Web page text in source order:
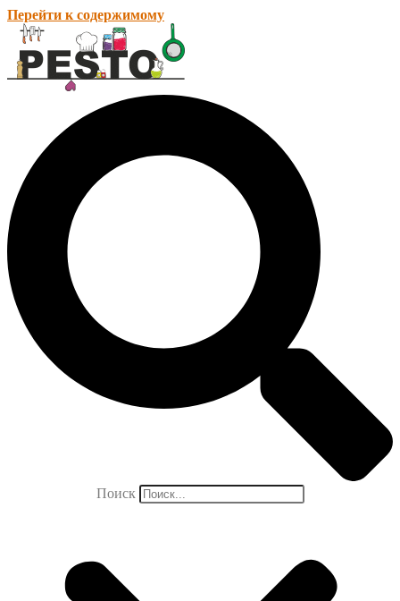
Перейти к содержимому
Поиск